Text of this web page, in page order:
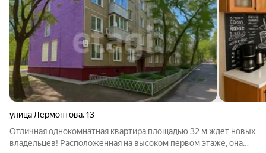
улица Лермонтова,13
Отличная однокомнатная квартира площадью 32 м ждет новых
владельцев! Расположенная на высоком первом этаже, она